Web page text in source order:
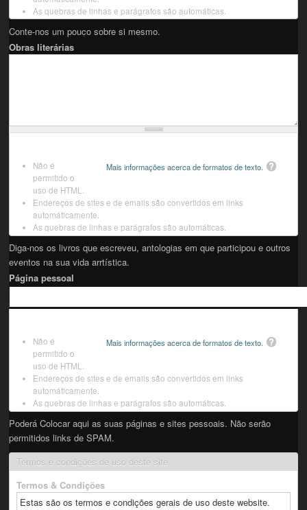
As quebras de linhas e parágrafos são automáticas.
Conte-nos um pouco sobre si mesmo.
Obras literárias
Mais informações acerca de formatos de texto.
Não é
permitido o
uso de HTML.
Endereços de sites e de emails são convertidos em links
automáticamente.
As quebras de linhas e parágrafos são automáticas.
Diga-nos os livros que escreveu, antologias em que participou e outros
eventos na sua vida arrtística.
Página pessoal
Mais informações acerca de formatos de texto.
Não é
permitido o
uso de HTML.
Endereços de sites e de emails são convertidos em links
automáticamente.
As quebras de linhas e parágrafos são automáticas.
Poderá Colocar aqui as suas páginas e sites pessoais. Não serão
permitidos links de SPAM.
Termos e condições de uso deste site
Termos & Condições